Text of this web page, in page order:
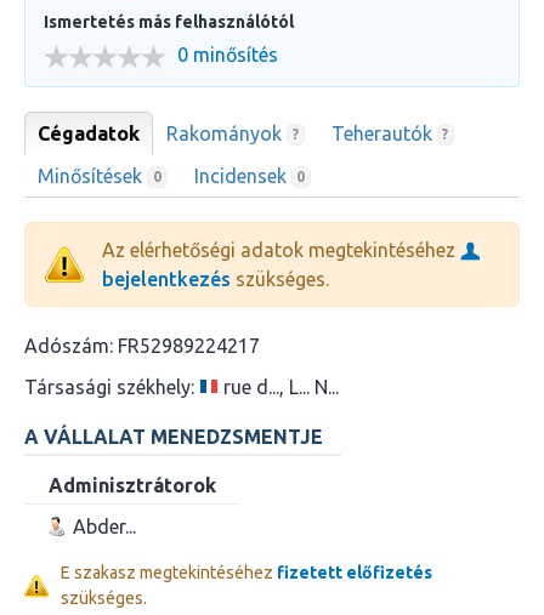
Ismertetés más felhasználótól
0 minősítés
Cégadatok Rakományok ? Teherautók ?
Minősítések 0 Incidensek 0
Az elérhetőségi adatok megtekintéséhez
bejelentkezés szükséges.
Adószám: FR52989224217
Társasági székhely:
rue d..., L... N...
A VÁLLALAT MENEDZSMENTJE
Adminisztrátorok
Abder...
E szakasz megtekintéséhez fizetett előfizetés
szükséges.